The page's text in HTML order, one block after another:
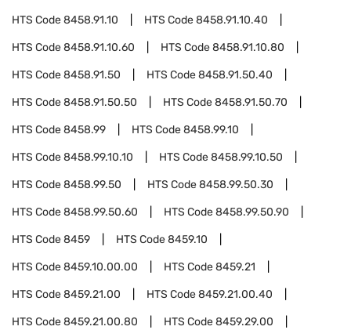
HTS Code8458.91.10 HTS Code8458.91.10.40
HTS Code8458.91.10.60 HTS Code8458.91.10.80
HTS Code8458.91.50 HTS Code8458.91.50.40
HTS Code8458.91.50.50 HTS Code8458.91.50.70
HTS Code8458.99 HTS Code8458.99.10
HTS Code8458.99.10.10 HTS Code8458.99.10.50
HTS Code8458.99.50 HTS Code8458.99.50.30
HTS Code8458.99.50.60 HTS Code8458.99.50.90
HTS Code8459 HTS Code8459.10
HTS Code8459.10.00.00 HTS Code8459.21
HTS Code8459.21.00 HTS Code8459.21.00.40
HTS Code8459.21.00.80 HTS Code8459.29.00